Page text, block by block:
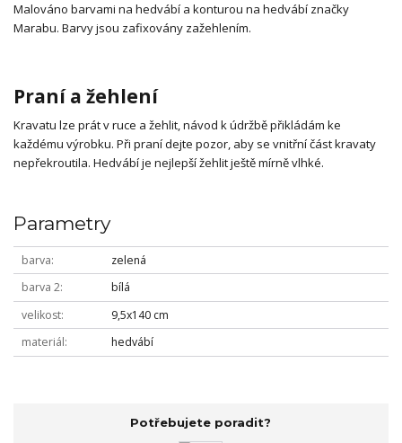
Malováno barvami na hedvábí a konturou na hedvábí značky
Marabu. Barvy jsou zafixovány zažehlením.
Praní a žehlení
Kravatu lze prát v ruce a žehlit, návod k údržbě přikládám ke
každému výrobku. Při praní dejte pozor, aby se vnitřní část kravaty
nepřekroutila. Hedvábí je nejlepší žehlit ještě mírně vlhké.
Parametry
barva
zelená
barva 2
bílá
velikost
9,5x140 cm
materiál
hedvábí
Potřebujete poradit?